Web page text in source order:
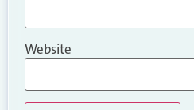
Website